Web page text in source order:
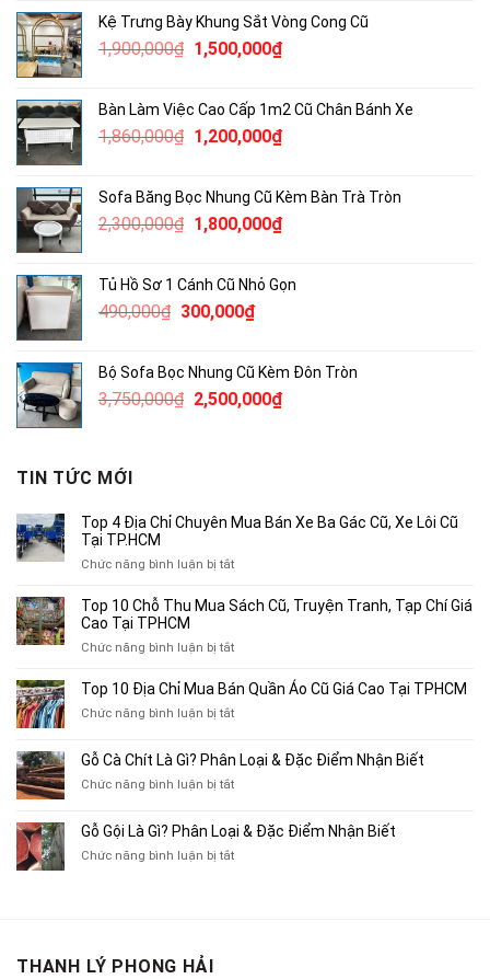
680,000₫.là:
400,000₫.
Kệ Trưng Bày Khung Sắt Vòng Cong Cũ
1,900,000₫ Giá
1,900,000₫.
1,500,000₫Giá
là:
1,500,000₫.
Bàn Làm Việc Cao Cấp 1m2 Cũ Chân Bánh Xe
1,860,000₫ Giá
1,860,000₫.
1,200,000₫Giá
là:
1,200,000₫.
Sofa Băng Bọc Nhung Cũ Kèm Bàn Trà Tròn
2,300,000₫ Giá
2,300,000₫.
1,800,000₫Giá
là:
Tủ Hồ Sơ 1 Cánh Cũ Nhỏ Gọn
490,000₫ Giá
490,000₫.
300,000₫Giá
là:
300,000₫.
Bộ Sofa Bọc Nhung Cũ Kèm Đôn Tròn
3,750,000₫ Giá
2,500,000₫Giá
TIN TỨC MỚI
Top 4 Địa Chỉ Chuyên Mua Bán Xe Ba Gác Cũ, Xe Lôi Cũ
Tại TP.HCM
Chức năng bình luận bị tắtở
4
Bán
Xe
Cũ,
Xe
Cũ
TP.HCM
Top 10 Chỗ Thu Mua Sách Cũ, Truyện Tranh, Tạp Chí Giá
Cao Tại TPHCM
Chức năng bình luận bị tắtở
10
Thu
Sách
Tạp
Chí
Top 10 Địa Chỉ Mua Bán Quần Áo Cũ Giá Cao Tại TPHCM
Chức năng bình luận bị tắtở
Địa
Chỉ
Bán
Áo
Gỗ Cà Chít Là Gì? Phân Loại & Đặc Điểm Nhận Biết
Chức năng bình luận bị tắtở
Chít
Là
Gỗ Gội Là Gì? Phân Loại & Đặc Điểm Nhận Biết
Chức năng bình luận bị tắtở
THANH LÝ PHONG HẢI